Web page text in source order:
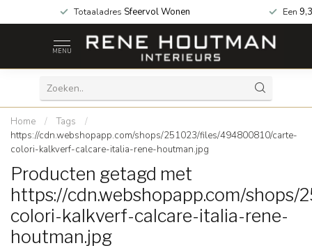
Totaaladres Sfeervol Wonen Een
MENU
Home / Tags
/
https://cdn.webshopapp.com/shops/251023/files/494800810/carte-
colori-kalkverf-calcare-italia-rene-houtman.jpg
Producten getagd met
https://cdn.webshopapp.com/
colori-kalkverf-calcare-italia-rene-
houtman.jpg